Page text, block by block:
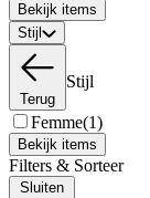
Bekijk items
Stijl
Terug
Stijl
Femme(1)
Bekijk items
Filters & Sorteer